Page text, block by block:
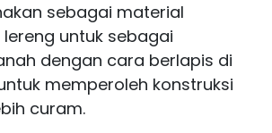
sebagai material
untuk sebagai
dengan cara berlapis di
memperoleh konstruksi
curam.